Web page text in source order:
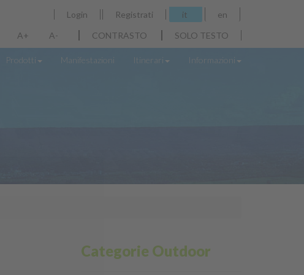
Login Registrati it
en
A+
A- CONTRASTO SOLO TESTO
Prodotti Manifestazioni Itinerari Informazioni
Categorie Outdoor